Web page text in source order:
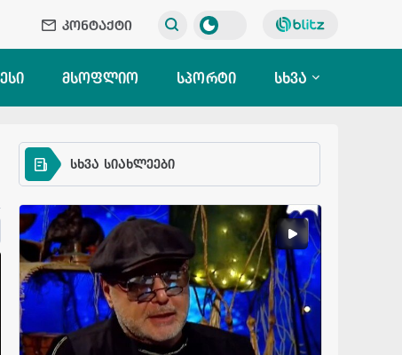
კონტაქტი
მსოფლიო სპორტი სხვა
სხვა სიახლეები